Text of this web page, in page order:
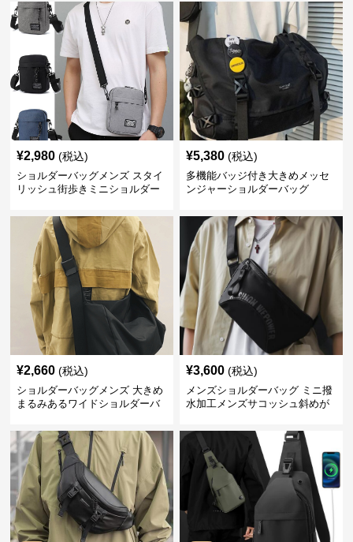
¥2,980 (税込)
ショルダーバッグメンズ スタイ
リッシュ街歩きミニショルダー
¥5,380 (税込)
多機能バッジ付き大きめメッセ
ンジャーショルダーバッグ
¥2,660 (税込)
ショルダーバッグメンズ 大きめ
まるみあるワイドショルダーバ
¥3,600 (税込)
メンズショルダーバッグ ミニ撥
水加工メンズサコッシュ斜めが